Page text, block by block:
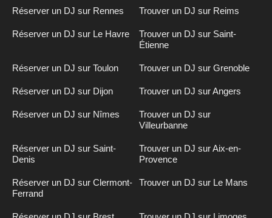
Réserver un DJ sur Rennes Trouver un DJ sur Reims
Réserver un DJ sur Le Havre
Trouver un DJ sur Saint-
Étienne
Réserver un DJ sur Toulon Trouver un DJ sur Grenoble
Réserver un DJ sur Dijon Trouver un DJ sur Angers
Réserver un DJ sur Nîmes
Trouver un DJ sur
Villeurbanne
Réserver un DJ sur Saint-
Denis
Trouver un DJ sur Aix-en-
Provence
Réserver un DJ sur Clermont-
Ferrand
Trouver un DJ sur Le Mans